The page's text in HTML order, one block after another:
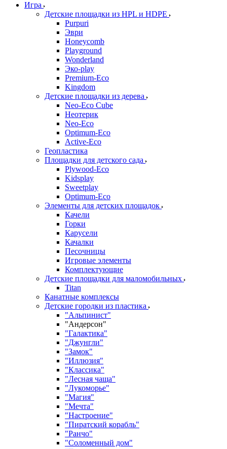
Игра
Детские площадки из HPL и HDPE
Purpuri
Эври
Honeycomb
Playground
Wonderland
Эко-play
Premium-Eco
Kingdom
Детские площадки из дерева
Neo-Eco Cube
Неотерик
Neo-Eco
Оptimum-Еco
Active-Eco
Геопластика
Площадки для детского сада
Plywood-Eco
Kidsplay
Sweetplay
Оptimum-Еco
Элементы для детских площадок
Качели
Горки
Карусели
Качалки
Песочницы
Игровые элементы
Комплектующие
Детские площадки для маломобильных
Titan
Канатные комплексы
Детские городки из пластика
"Альпинист"
"Андерсон"
"Галактика"
"Джунгли"
"Замок"
"Иллюзия"
"Классика"
"Лесная чаща"
"Лукоморье"
"Магия"
"Мечта"
"Настроение"
"Пиратский корабль"
"Ранчо"
"Соломенный дом"